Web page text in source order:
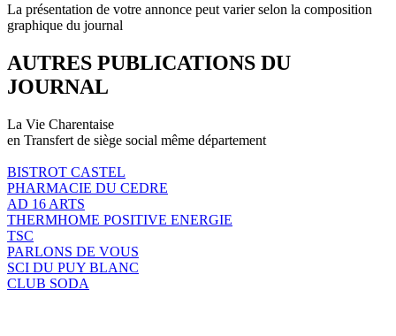
La présentation de votre annonce peut varier selon la composition
graphique du journal
AUTRES PUBLICATIONS DU
JOURNAL
La Vie Charentaise
en Transfert de siège social même département
BISTROT CASTEL
PHARMACIE DU CEDRE
AD 16 ARTS
THERMHOME POSITIVE ENERGIE
TSC
PARLONS DE VOUS
SCI DU PUY BLANC
CLUB SODA